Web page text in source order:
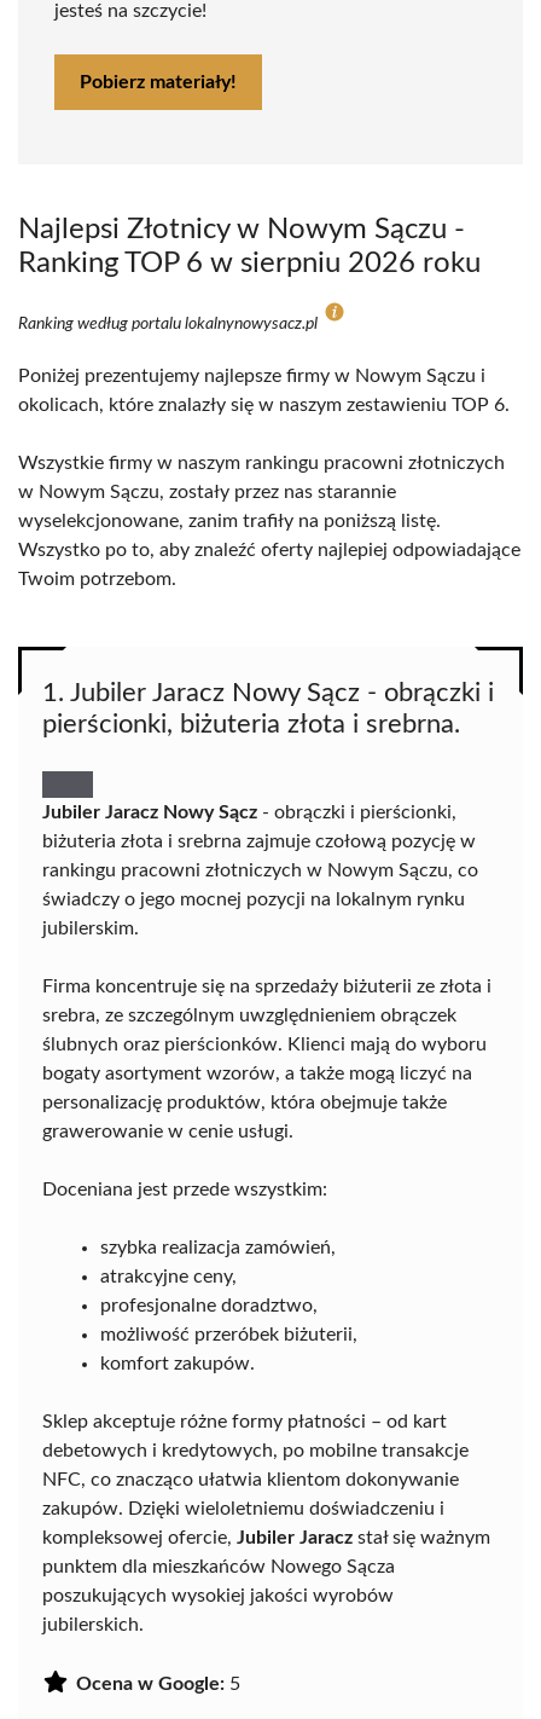
jesteś na szczycie!
Pobierz materiały!
Najlepsi Złotnicy w Nowym Sączu -
Ranking TOP 6 w sierpniu 2026 roku
Ranking według portalu lokalnynowysacz.pl
Poniżej prezentujemy najlepsze firmy w Nowym Sączu i
okolicach, które znalazły się w naszym zestawieniu TOP 6.
Wszystkie firmy w naszym rankingu pracowni złotniczych
w Nowym Sączu, zostały przez nas starannie
wyselekcjonowane, zanim trafiły na poniższą listę.
Wszystko po to, aby znaleźć oferty najlepiej odpowiadające
Twoim potrzebom.
1. Jubiler Jaracz Nowy Sącz - obrączki i
pierścionki, biżuteria złota i srebrna.
Jubiler Jaracz Nowy Sącz - obrączki i pierścionki,
biżuteria złota i srebrna zajmuje czołową pozycję w
rankingu pracowni złotniczych w Nowym Sączu, co
świadczy o jego mocnej pozycji na lokalnym rynku
jubilerskim.
Firma koncentruje się na sprzedaży biżuterii ze złota i
srebra, ze szczególnym uwzględnieniem obrączek
ślubnych oraz pierścionków. Klienci mają do wyboru
bogaty asortyment wzorów, a także mogą liczyć na
personalizację produktów, która obejmuje także
grawerowanie w cenie usługi.
Doceniana jest przede wszystkim:
szybka realizacja zamówień,
atrakcyjne ceny,
profesjonalne doradztwo,
możliwość przeróbek biżuterii,
komfort zakupów.
Sklep akceptuje różne formy płatności – od kart
debetowych i kredytowych, po mobilne transakcje
NFC, co znacząco ułatwia klientom dokonywanie
zakupów. Dzięki wieloletniemu doświadczeniu i
kompleksowej ofercie, Jubiler Jaracz stał się ważnym
punktem dla mieszkańców Nowego Sącza
poszukujących wysokiej jakości wyrobów
jubilerskich.
Ocena w Google: 5